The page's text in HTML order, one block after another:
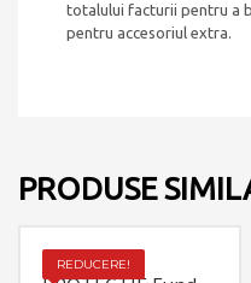
totalului facturii pentru a
pentru accesoriul extra.
PRODUSE
REDUCERE!
GRATAR